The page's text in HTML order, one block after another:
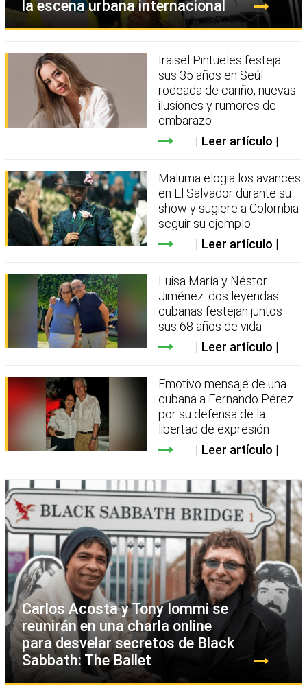
la escena urbana internacional
Iraisel Pintueles festeja
sus 35 años en Seúl
rodeada de cariño, nuevas
ilusiones y rumores de
embarazo
Leer artículo
Maluma elogia los avances
en El Salvador durante su
show y sugiere a Colombia
seguir su ejemplo
Leer artículo
Luisa María y Néstor
Jiménez: dos leyendas
cubanas festejan juntos
sus 68 años de vida
Leer artículo
Emotivo mensaje de una
cubana a Fernando Pérez
por su defensa de la
libertad de expresión
Leer artículo
Carlos Acosta y Tony Iommi se
reunirán en una charla online
para desvelar secretos de Black
Sabbath: The Ballet